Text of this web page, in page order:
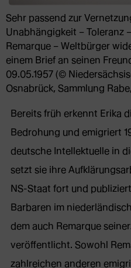
Sehr passend zur
Unabhängigkeit – Toleranz
Remarque – Weltbürger
einem Brief an seinen
09.05.1957 (©
Osnabrück, Sammlung
Bereits früh erkennt Erika
Bedrohung und emigriert
deutsche Intellektuelle in
setzt sie ihre
NS-Staat fort und
Barbaren im
dem auch Remarque
veröffentlicht. Sowohl
zahlreichen anderen